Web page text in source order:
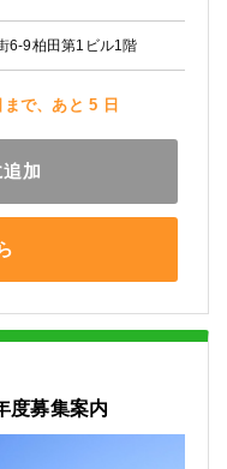
6-9柏田第1ビル1階
で、あと 5 日
加
度募集案内